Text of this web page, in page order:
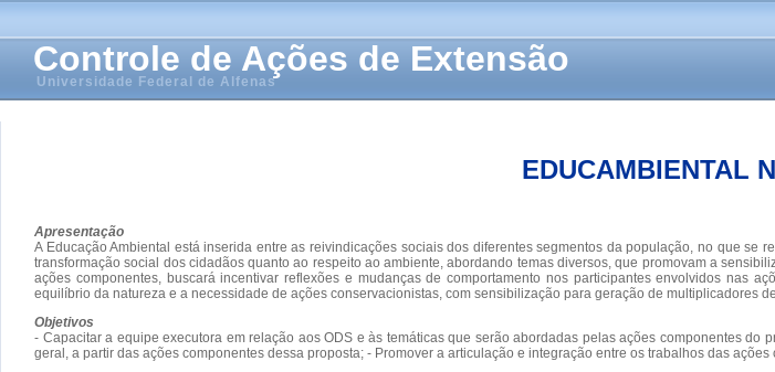
Controle de Ações de Extensão
Universidade Federal de Alfenas
EDUCAMBIENTAL
Apresentação
A Educação Ambiental está inserida entre as reivindicações sociais dos diferentes segmentos da população, no que
transformação social dos cidadãos quanto ao respeito ao ambiente, abordando temas diversos, que promovam a
ações componentes, buscará incentivar reflexões e mudanças de comportamento nos participantes envolvidos nas
equilíbrio da natureza e a necessidade de ações conservacionistas, com sensibilização para geração de multiplicadores
Objetivos
- Capacitar a equipe executora em relação aos ODS e às temáticas que serão abordadas pelas ações componentes
geral, a partir das ações componentes dessa proposta; - Promover a articulação e integração entre os trabalhos das